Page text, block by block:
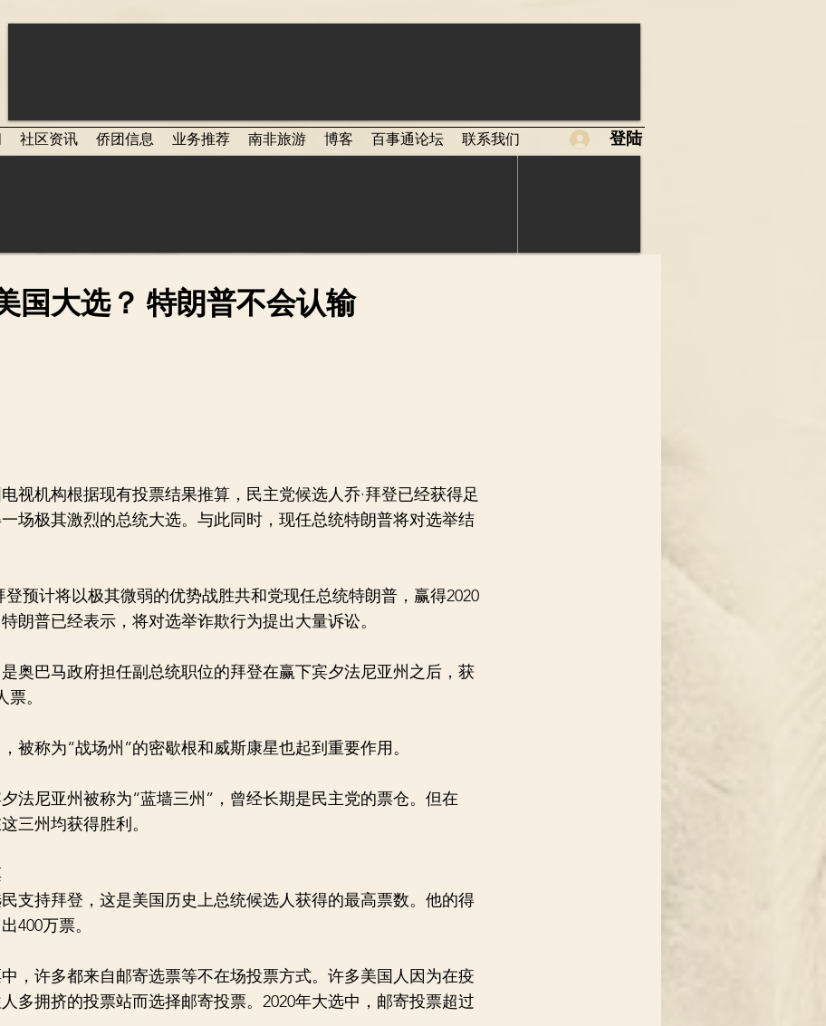
登陆
社区资讯 侨团信息 业务推荐 南非旅游 博客 百事通论坛 联系我们
国大选？ 特朗普不会认输
视机构根据现有投票结果推算，民主党候选人乔·拜登已经获得足
场极其激烈的总统大选。与此同时，现任总统特朗普将对选举结
登预计将以极其微弱的优势战胜共和党现任总统特朗普，赢得2020
朗普已经表示，将对选举诈欺行为提出大量诉讼。
奥巴马政府担任副总统职位的拜登在赢下宾夕法尼亚州之后，获
。
被称为“战场州”的密歇根和威斯康星也起到重要作用。
法尼亚州被称为“蓝墙三州”，曾经长期是民主党的票仓。但在
三州均获得胜利。
支持拜登，这是美国历史上总统候选人获得的最高票数。他的得
400万票。
，许多都来自邮寄选票等不在场投票方式。许多美国人因为在疫
多拥挤的投票站而选择邮寄投票。2020年大选中，邮寄投票超过